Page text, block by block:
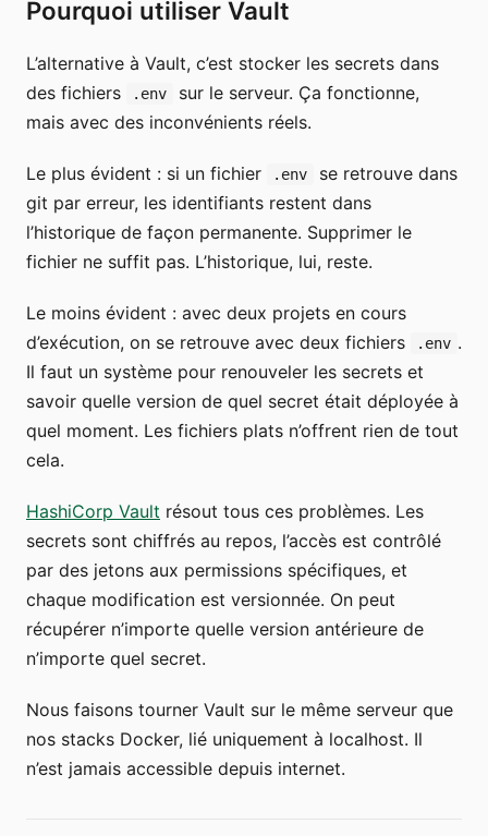
Pourquoi utiliser Vault
L’alternative à Vault, c’est stocker les secrets dans
des fichiers
.env
sur le serveur. Ça fonctionne,
mais avec des inconvénients réels.
Le plus évident : si un fichier .env
se retrouve dans
git par erreur, les identifiants restent dans
l’historique de façon permanente. Supprimer le
fichier ne suffit pas. L’historique, lui, reste.
Le moins évident : avec deux projets en cours
d’exécution, on se retrouve avec deux fichiers
.env .
Il faut un système pour renouveler les secrets et
savoir quelle version de quel secret était déployée à
quel moment. Les fichiers plats n’offrent rien de tout
cela.
HashiCorp Vault résout tous ces problèmes. Les
secrets sont chiffrés au repos, l’accès est contrôlé
par des jetons aux permissions spécifiques, et
chaque modification est versionnée. On peut
récupérer n’importe quelle version antérieure de
n’importe quel secret.
Nous faisons tourner Vault sur le même serveur que
nos stacks Docker, lié uniquement à localhost. Il
n’est jamais accessible depuis internet.